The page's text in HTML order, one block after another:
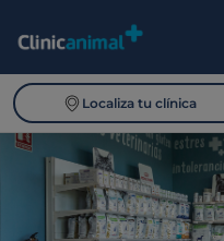
Localiza tu clínica